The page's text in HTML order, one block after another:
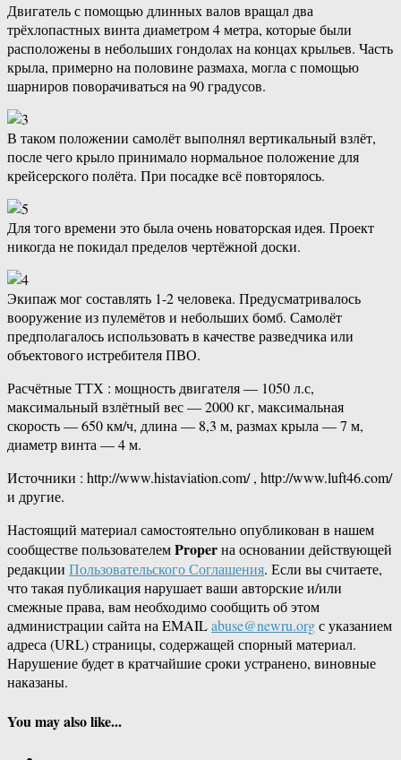
Двигатель с помощью длинных валов вращал два
трёхлопастных винта диаметром 4 метра, которые были
расположены в небольших гондолах на концах крыльев. Часть
крыла, примерно на половине размаха, могла с помощью
шарниров поворачиваться на 90 градусов.
В таком положении самолёт выполнял вертикальный взлёт,
после чего крыло принимало нормальное положение для
крейсерского полёта. При посадке всё повторялось.
Для того времени это была очень новаторская идея. Проект
никогда не покидал пределов чертёжной доски.
Экипаж мог составлять 1-2 человека. Предусматривалось
вооружение из пулемётов и небольших бомб. Самолёт
предполагалось использовать в качестве разведчика или
объектового истребителя ПВО.
Расчётные ТТХ : мощность двигателя — 1050 л.с,
максимальный взлётный вес — 2000 кг, максимальная
скорость — 650 км/ч, длина — 8,3 м, размах крыла — 7 м,
диаметр винта — 4 м.
Источники : http://www.histaviation.com/ , http://www.luft46.com/
и другие.
Настоящий материал самостоятельно опубликован в нашем
сообществе пользователемProperна основании действующей
редакции Пользовательского Соглашения. Если вы считаете,
что такая публикация нарушает ваши авторские и/или
смежные права, вам необходимо сообщить об этом
администрации сайта на EMAILabuse@newru.orgс указанием
адреса (URL) страницы, содержащей спорный материал.
Нарушение будет в кратчайшие сроки устранено, виновные
наказаны.
You may also like...